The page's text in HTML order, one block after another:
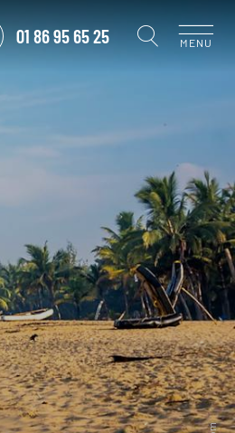
01 86 95 65 25 MENU